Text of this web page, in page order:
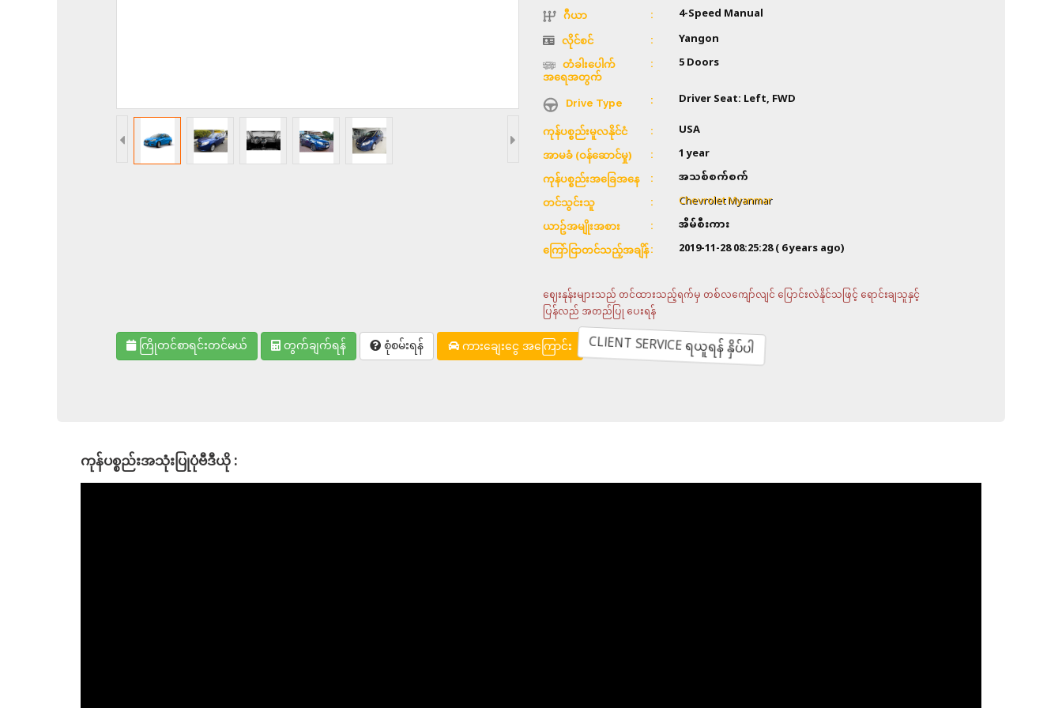
ဂီယာ 4-Speed Manual
လိုင်စင် Yangon
တံခါးပေါက်
အရေအတွက်
5 Doors
Drive Type Driver Seat: Left, FWD
ကုန်ပစ္စည်းမူလနိုင်ငံ USA
အာမခံ (ဝန်ဆောင်မှု) 1 year
ကုန်ပစ္စည်းအခြေအနေ အသစ်စက်စက်
တင်သွင်းသူ Chevrolet Myanmar
ယာဥ်အမျိုးအစား အိမ်စီးကား
ကြော်ငြာတင်သည့်အချိန် 2019-11-28 08:25:28( 6 years ago)
ဈေးနုန်းများသည် တင်ထားသည့်ရက်မှ တစ်လကျော်လျင် ပြောင်းလဲနိုင်သဖြင့် ရောင်းချသူနှင့်
ပြန်လည် အတည်ပြု ပေးရန်
ကြိုတင်စာရင်းတင်မယ် တွက်ချက်ရန် စုံစမ်းရန် ကားချေးငွေ အကြောင်း CLIENT SERVICE ရယူရန် နှိပ်ပါ
ကုန်ပစ္စည်းအသုံးပြုပုံဗီဒီယို :